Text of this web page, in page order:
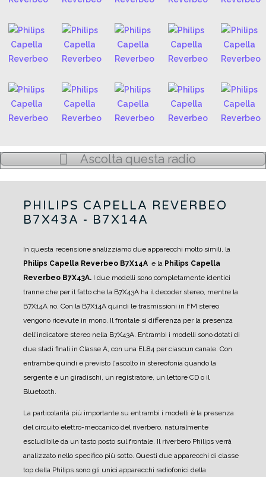
Ascolta questa radio
PHILIPS CAPELLA REVERBEO
B7X43A - B7X14A
In questa recensione analizziamo due apparecchi molto simili, la
Philips Capella Reverbeo B7X14A e la Philips Capella
Reverbeo B7X43A. I due modelli sono completamente identici
tranne che per il fatto che la B7X43A ha il decoder stereo, mentre la
B7X14A no. Con la B7X14A quindi le trasmissioni in FM stereo
vengono ricevute in mono. Il frontale si differenza per la presenza
dell'indicatore stereo nella B7X43A. Entrambi i modelli sono dotati di
due stadi finali in Classe A, con una EL84 per ciascun canale. Con
entrambe quindi è previsto l'ascolto in stereofonia quando la
sergente è un giradischi, un registratore, un lettore CD o il
Bluetooth.
La particolarità più importante su entrambi i modelli è la presenza
del circuito elettro-meccanico del riverbero, naturalmente
escludibile da un tasto posto sul frontale. Il riverbero Philips verrà
analizzato nello specifico più sotto. Questi due apparecchi di classe
top della Philips sono gli unici apparecchi radiofonici della